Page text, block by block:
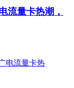
流量卡热潮，